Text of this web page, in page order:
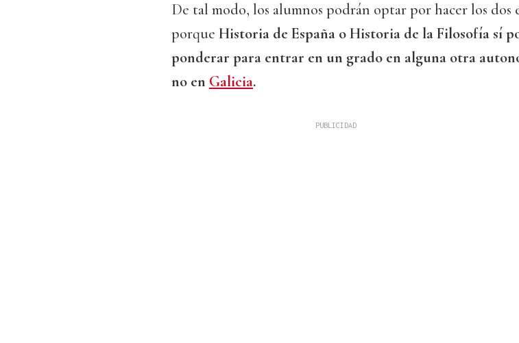
De tal modo, los alumnos podrán optar por hacer los dos
porque Historia de España o Historia de la Filosofía sí
ponderar para entrar en un grado en alguna otra
no en Galicia.